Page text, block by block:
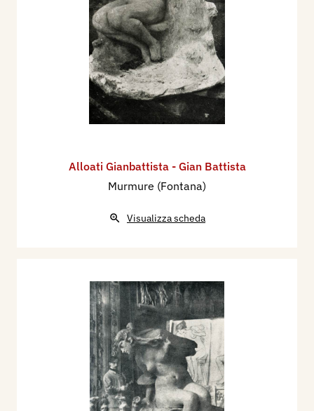
Alloati Gianbattista - Gian Battista
Murmure (Fontana)
Visualizza scheda